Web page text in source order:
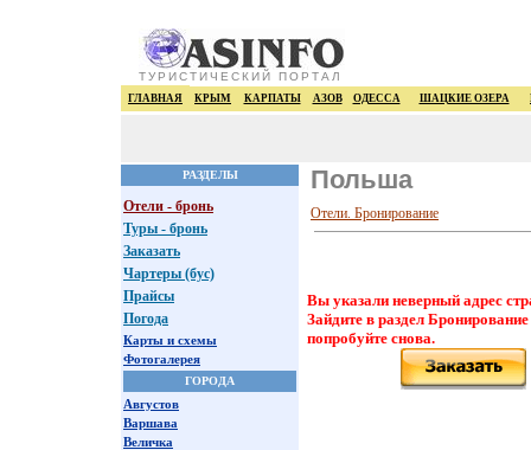
ТУРИСТИЧЕСКИЙ ПОРТАЛ
ГЛАВНАЯ КРЫМ КАРПАТЫ АЗОВ ОДЕССА ШАЦКИЕ ОЗЕРА
РАЗДЕЛЫ Польша
Отели - бронь
Туры - бронь
Заказать
Чартеры (бус)
Прайсы
Погода
Карты и схемы
Фотогалерея
ГОРОДА
Августов
Варшава
Величка
Отели. Бронирование
Вы указали неверный адрес
Зайдите в раздел
попробуйте снова.